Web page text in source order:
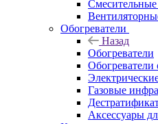
Обогреватели
Назад
Обогреватели
Обогреватели
Газовые
Аксессуары